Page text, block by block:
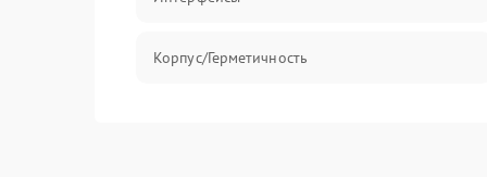
Корпус/Герметичность